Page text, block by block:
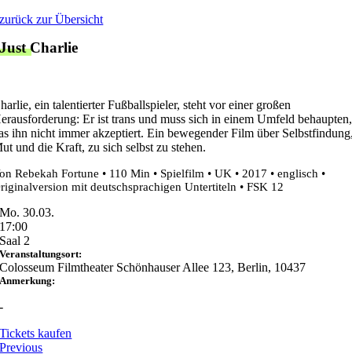
Zum
springen
zurück zur Übersicht
Just Charlie
ein talentierter Fußballspieler, steht vor einer großen
Er ist trans und muss sich in einem Umfeld behaupten,
ihn nicht immer akzeptiert. Ein bewegender Film über
und die Kraft, zu sich selbst zu stehen.
Rebekah Fortune • 110 Min • Spielfilm • UK • 2017 • englisch •
mit deutschsprachigen Untertiteln • FSK 12
Mo. 30.03.
17:00
Saal 2
Veranstaltungsort:
Colosseum Filmtheater Schönhauser Allee 123, Berlin, 10437
Anmerkung:
-
Tickets kaufen
Previous